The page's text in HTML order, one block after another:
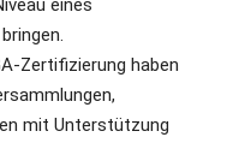
eines
Zertifizierung haben
mit Unterstützung